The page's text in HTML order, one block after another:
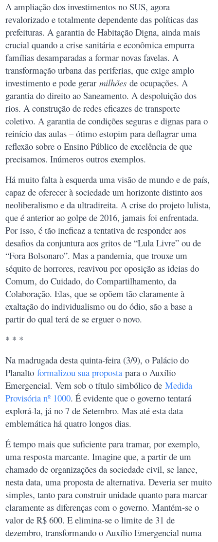
A ampliação dos investimentos no SUS, agora
revalorizado e totalmente dependente das políticas das
prefeituras. A garantia de Habitação Digna, ainda mais
crucial quando a crise sanitária e econômica empurra
famílias desamparadas a formar novas favelas. A
transformação urbana das periferias, que exige amplo
investimento e pode gerarmilhõesde ocupações. A
garantia do direito ao Saneamento. A despoluição dos
rios. A construção de redes eficazes de transporte
coletivo. A garantia de condições seguras e dignas para o
reinício das aulas – ótimo estopim para deflagrar uma
reflexão sobre o Ensino Público de excelência de que
precisamos. Inúmeros outros exemplos.
Há muito falta à esquerda uma visão de mundo e de país,
capaz de oferecer à sociedade um horizonte distinto aos
neoliberalismo e da ultradireita. A crise do projeto lulista,
que é anterior ao golpe de 2016, jamais foi enfrentada.
Por isso, é tão ineficaz a tentativa de responder aos
desafios da conjuntura aos gritos de “Lula Livre” ou de
“Fora Bolsonaro”. Mas a pandemia, que trouxe um
séquito de horrores, reavivou por oposição as ideias do
Comum, do Cuidado, do Compartilhamento, da
Colaboração. Elas, que se opõem tão claramente à
exaltação do individualismo ou do ódio, são a base a
partir do qual terá de se erguer o novo.
* * *
Na madrugada desta quinta-feira (3/9), o Palácio do
Planaltoformalizou sua proposta para o Auxílio
Emergencial. Vem sob o título simbólico deMedida
Provisória nº 1000. É evidente que o governo tentará
explorá-la, já no 7 de Setembro. Mas até esta data
emblemática há quatro longos dias.
É tempo mais que suficiente para tramar, por exemplo,
uma resposta marcante. Imagine que, a partir de um
chamado de organizações da sociedade civil, se lance,
nesta data, uma proposta de alternativa. Deveria ser muito
simples, tanto para construir unidade quanto para marcar
claramente as diferenças com o governo. Mantém-se o
valor de R$ 600. E elimina-se o limite de 31 de
dezembro, transformando o Auxílio Emergencial numa